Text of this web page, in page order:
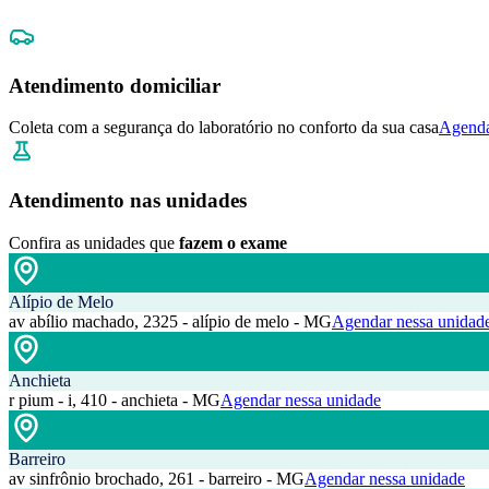
Atendimento domiciliar
Coleta com a segurança do laboratório no conforto da sua casa
Atendimento nas unidades
Confira as unidades que fazem o exame
Alípio de Melo
av abílio machado, 2325 - alípio de melo - MGAgendar nessa
Anchieta
r pium - i, 410 - anchieta - MGAgendar nessa unidade
Barreiro
av sinfrônio brochado, 261 - barreiro - MGAgendar nessa unidade